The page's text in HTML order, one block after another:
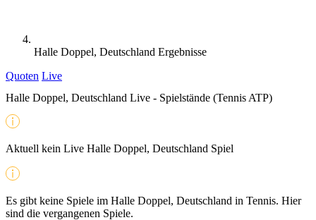
Halle Doppel, Deutschland Ergebnisse
Quoten Live
Halle Doppel, Deutschland Live - Spielstände (Tennis ATP)
Aktuell kein Live Halle Doppel, Deutschland Spiel
Es gibt keine Spiele im Halle Doppel, Deutschland in Tennis. Hier
sind die vergangenen Spiele.